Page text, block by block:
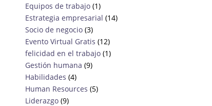
Equipos de trabajo(1)
Estrategia empresarial (14)
Socio de negocio(3)
Evento Virtual Gratis (12)
felicidad en el trabajo(1)
Gestión humana (9)
Habilidades (4)
Human Resources (5)
Liderazgo(9)